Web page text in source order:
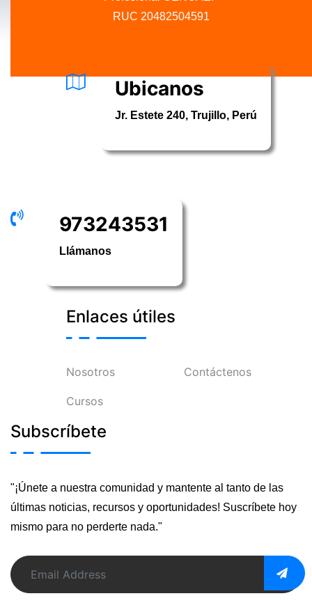
RUC 20482504591
Ubicanos
Jr. Estete 240, Trujillo, Perú
973243531
Llámanos
Enlaces útiles
Nosotros
Cursos
Contáctenos
Subscríbete
"¡Únete a nuestra comunidad y mantente al tanto de las
últimas noticias, recursos y oportunidades! Suscríbete hoy
mismo para no perderte nada."